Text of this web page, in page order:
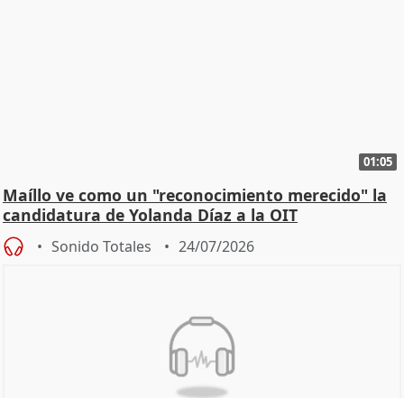
01:05
Maíllo ve como un "reconocimiento merecido" la
candidatura de Yolanda Díaz a la OIT
Sonido Totales 24/07/2026